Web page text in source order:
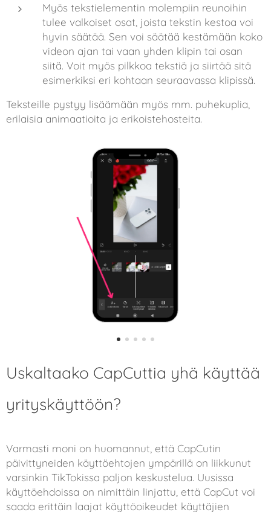
Myös tekstielementin molempiin reunoihin
tulee valkoiset osat, joista tekstin kestoa voi
hyvin säätää. Sen voi säätää kestämään koko
videon ajan tai vaan yhden klipin tai osan
siitä. Voit myös pilkkoa tekstiä ja siirtää sitä
esimerkiksi eri kohtaan seuraavassa klipissä.
Teksteille pystyy lisäämään myös mm. puhekuplia,
erilaisia animaatioita ja erikoistehosteita.
Uskaltaako CapCuttia yhä käyttää
yrityskäyttöön?
Varmasti moni on huomannut, että CapCutin
päivittyneiden käyttöehtojen ympärillä on liikkunut
varsinkin TikTokissa paljon keskustelua. Uusissa
käyttöehdoissa on nimittäin linjattu, että CapCut voi
saada erittäin laajat käyttöoikeudet käyttäjien